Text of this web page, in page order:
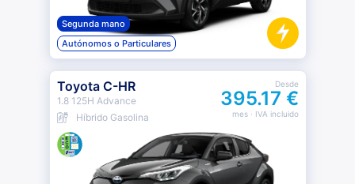
Segunda mano
Autónomos o Particulares
Toyota C-HR
1.8 125H Advance
Híbrido Gasolina
Desde
395.17 €
mes· IVA incluido